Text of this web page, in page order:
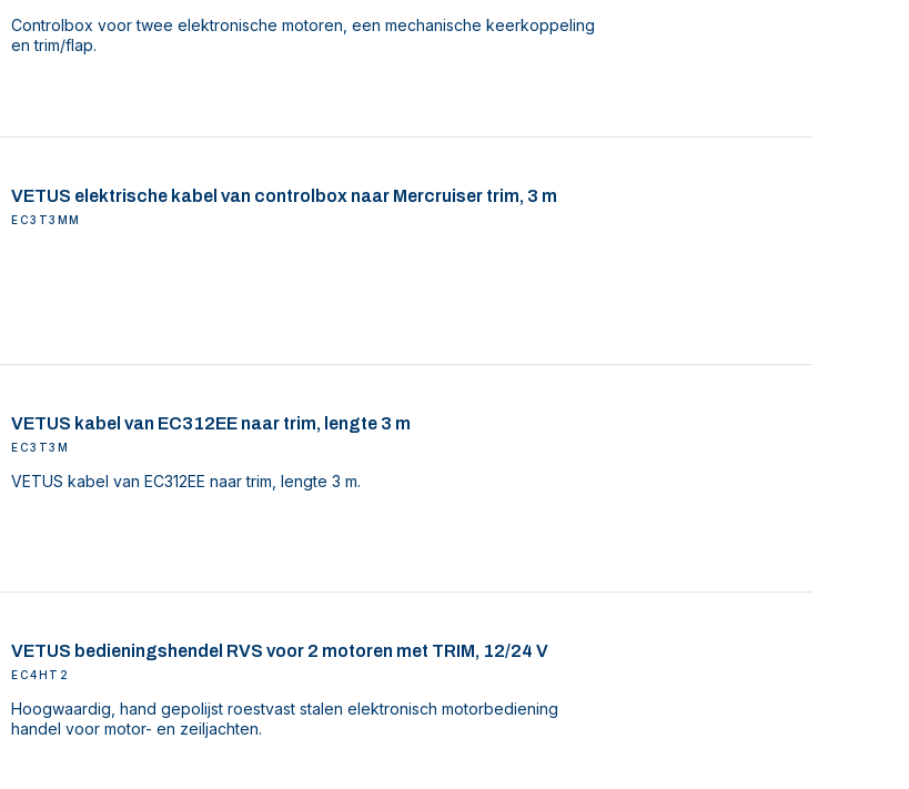
Controlbox voor twee elektronische motoren, een mechanische keerkoppeling
en trim/flap.
VETUS elektrische kabel van controlbox naar Mercruiser trim, 3 m
EC3T3MM
VETUS kabel van EC312EE naar trim, lengte 3 m
EC3T3M
VETUS kabel van EC312EE naar trim, lengte 3 m.
VETUS bedieningshendel RVS voor 2 motoren met TRIM, 12/24 V
EC4HT2
Hoogwaardig, hand gepolijst roestvast stalen elektronisch motorbediening
handel voor motor- en zeiljachten.